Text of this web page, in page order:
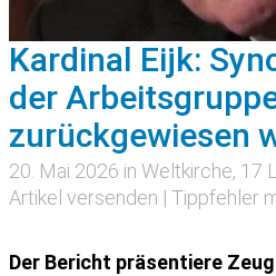
Kardinal Eijk:
der
zurückgewiesen
20. Mai 2026 in Weltkirche, 17
Artikel versenden | Tippfehler
Der Bericht präsentiere